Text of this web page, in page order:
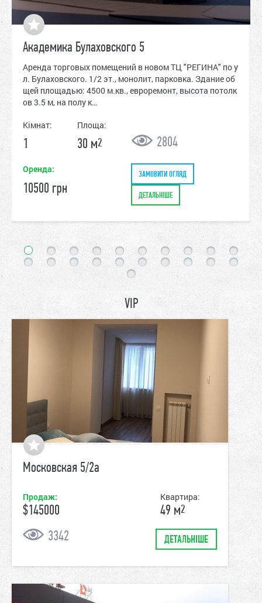
Академика Булаховского 5
Аренда торговых помещений в новом ТЦ "РЕГИНА" по у
л. Булаховского. 1/2 эт., монолит, парковка. Здание об
щей площадью: 4500 м.кв., евроремонт, высота потолк
ов 3.5 м, на полу к…
Кімнат:
1
Площа:
30 м2 2804
Оренда:
10500 грн
ЗАМОВИТИ ОГЛЯД
ДЕТАЛЬНІШЕ
VIP
Московская 5/2а
Продаж:
$145000
Квартира:
49 м2
3342 ДЕТАЛЬНІШЕ